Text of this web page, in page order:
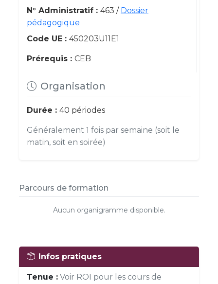
N° Administratif : 463 / Dossier
pédagogique
Code UE : 450203U11E1
Prérequis : CEB
Organisation
Durée : 40 périodes
Généralement 1 fois par semaine (soit le
matin, soit en soirée)
Parcours de formation
Aucun organigramme disponible.
Infos pratiques
Tenue : Voir ROI pour les cours de